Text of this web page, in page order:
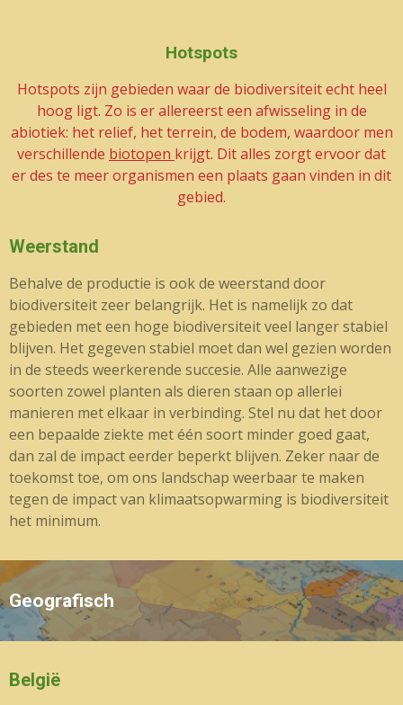
Hotspots
Hotspots zijn gebieden waar de biodiversiteit echt heel
hoog ligt. Zo is er allereerst een afwisseling in de
abiotiek: het relief, het terrein, de bodem, waardoor men
verschillende biotopen krijgt. Dit alles zorgt ervoor dat
er des te meer organismen een plaats gaan vinden in dit
gebied.
Weerstand
Behalve de productie is ook de weerstand door
biodiversiteit zeer belangrijk. Het is namelijk zo dat
gebieden met een hoge biodiversiteit veel langer stabiel
blijven. Het gegeven stabiel moet dan wel gezien worden
in de steeds weerkerende succesie. Alle aanwezige
soorten zowel planten als dieren staan op allerlei
manieren met elkaar in verbinding. Stel nu dat het door
een bepaalde ziekte met één soort minder goed gaat,
dan zal de impact eerder beperkt blijven. Zeker naar de
toekomst toe, om ons landschap weerbaar te maken
tegen de impact van klimaatsopwarming is biodiversiteit
het minimum.
Geografisch
België